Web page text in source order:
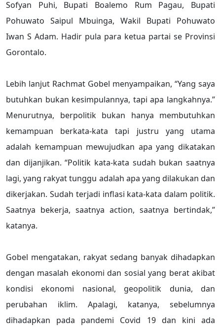
Sofyan Puhi, Bupati Boalemo Rum Pagau, Bupati
Pohuwato Saipul Mbuinga, Wakil Bupati Pohuwato
Iwan S Adam. Hadir pula para ketua partai se Provinsi
Gorontalo.
Lebih lanjut Rachmat Gobel menyampaikan, “Yang saya
butuhkan bukan kesimpulannya, tapi apa langkahnya.”
Menurutnya, berpolitik bukan hanya membutuhkan
kemampuan berkata-kata tapi justru yang utama
adalah kemampuan mewujudkan apa yang dikatakan
dan dijanjikan. “Politik kata-kata sudah bukan saatnya
lagi, yang rakyat tunggu adalah apa yang dilakukan dan
dikerjakan. Sudah terjadi inflasi kata-kata dalam politik.
Saatnya bekerja, saatnya action, saatnya bertindak,”
katanya.
Gobel mengatakan, rakyat sedang banyak dihadapkan
dengan masalah ekonomi dan sosial yang berat akibat
kondisi ekonomi nasional, geopolitik dunia, dan
perubahan iklim. Apalagi, katanya, sebelumnya
dihadapkan pada pandemi Covid 19 dan kini ada